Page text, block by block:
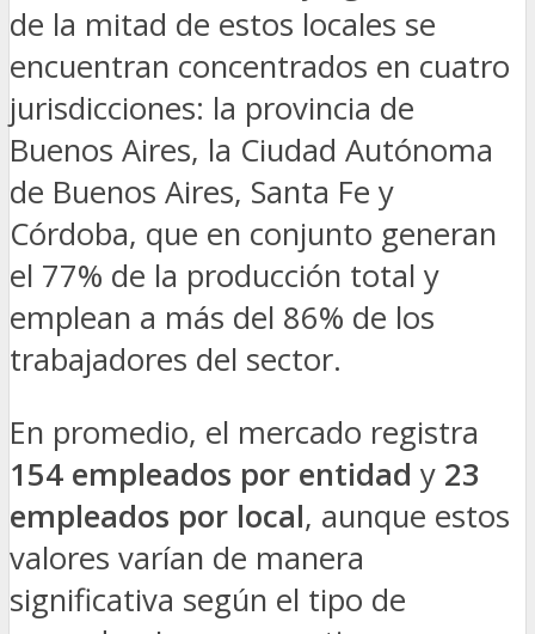
de la mitad de estos locales se
encuentran concentrados en cuatro
jurisdicciones: la provincia de
Buenos Aires, la Ciudad Autónoma
de Buenos Aires, Santa Fe y
Córdoba, que en conjunto generan
el 77% de la producción total y
emplean a más del 86% de los
trabajadores del sector.
En promedio, el mercado registra
154 empleados por entidad y 23
empleados por local, aunque estos
valores varían de manera
significativa según el tipo de